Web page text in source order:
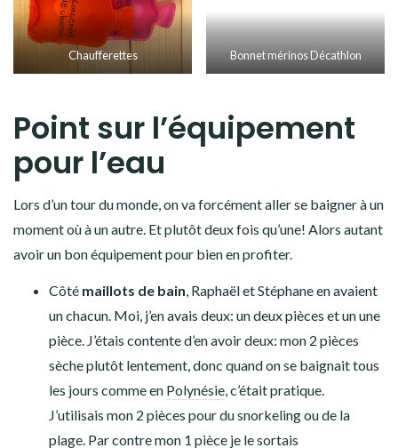
jamais utilisés pour cause de doute sur l’hygiène.
Prenez en si vous risquez de dormir dans le froid
avec peu de couvertures, sinon à mon sens c’est
Sous gants en soie Gants mitaines Décathlon